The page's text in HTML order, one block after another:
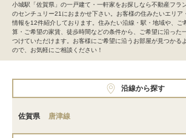
小城駅「佐賀県」の一戸建て・一軒家をお探しなら不動産フラ
のセンチュリー21におまかせ下さい。お客様の住みたいエリア
情報を12件紹介しております。住みたい沿線・駅・地域や、ご
算・ご希望の家賃、徒歩時間などの条件から、ご希望に沿った
つけていただけます。お客様にご希望に沿うお部屋が見つかる
ので、お気軽にご相談ください！
沿線から探す
佐賀県 唐津線